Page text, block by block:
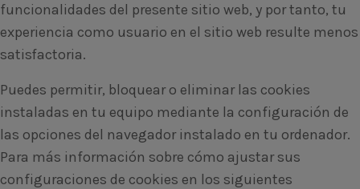
funcionalidades del presente sitio web, y por tanto, tu
experiencia como usuario en el sitio web resulte menos
satisfactoria.
Puedes permitir, bloquear o eliminar las cookies
instaladas en tu equipo mediante la configuración de
las opciones del navegador instalado en tu ordenador.
Para más información sobre cómo ajustar sus
configuraciones de cookies en los siguientes